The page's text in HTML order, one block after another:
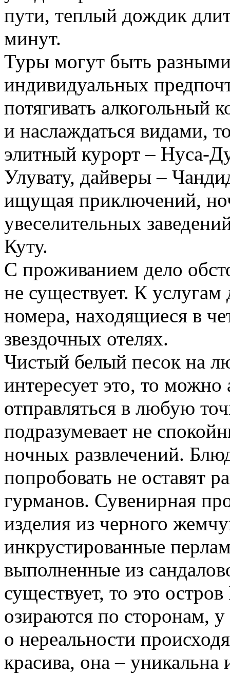
пути, теплый дождик
минут.
Туры могут быть
индивидуальных
потягивать алкогольный
и наслаждаться видами,
элитный курорт – Нуса-
Улувату, дайверы –
ищущая приключений,
увеселительных
Куту.
С проживанием дело
не существует. К услугам
номера, находящиеся в
звездочных отелях.
Чистый белый песок на
интересует это, то
отправляться в любую
подразумевает не
ночных развлечений.
попробовать не оставят
гурманов. Сувенирная
изделия из черного
инкрустированные
выполненные из
существует, то это
озираются по сторонам, у
о нереальности
красива, она – уникальна